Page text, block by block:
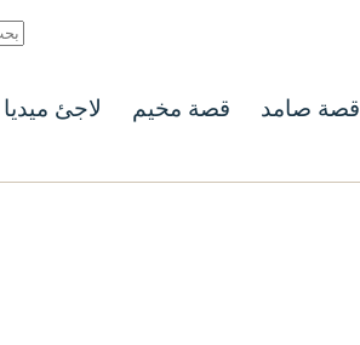
قصة صامد قصة مخيم لاجئ ميديا